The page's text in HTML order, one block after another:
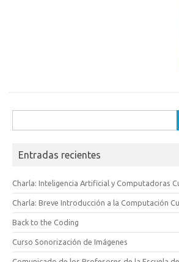
Entradas recientes
Charla: Inteligencia Artificial y Computadoras
Charla: Breve Introducción a la Computación
Back to the Coding
Curso Sonorización de Imágenes